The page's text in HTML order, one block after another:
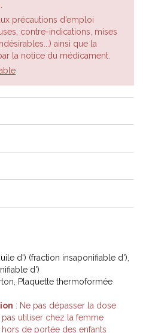
précautions d’emploi
contre-indications, mises
ainsi que la
la notice du médicament.
d') (fraction insaponifiable d'),
d')
Plaquette thermoformée
: Ne pas dépasser la dose
utiliser chez la femme
de portée des enfants